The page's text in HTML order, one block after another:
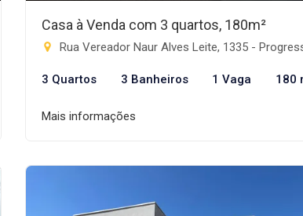
Casa à Venda com 3 quartos, 180m²
Rua Vereador Naur Alves Leite, 1335 - Progresso, Rio
3 Quartos 3 Banheiros 1 Vaga 180
Mais informações